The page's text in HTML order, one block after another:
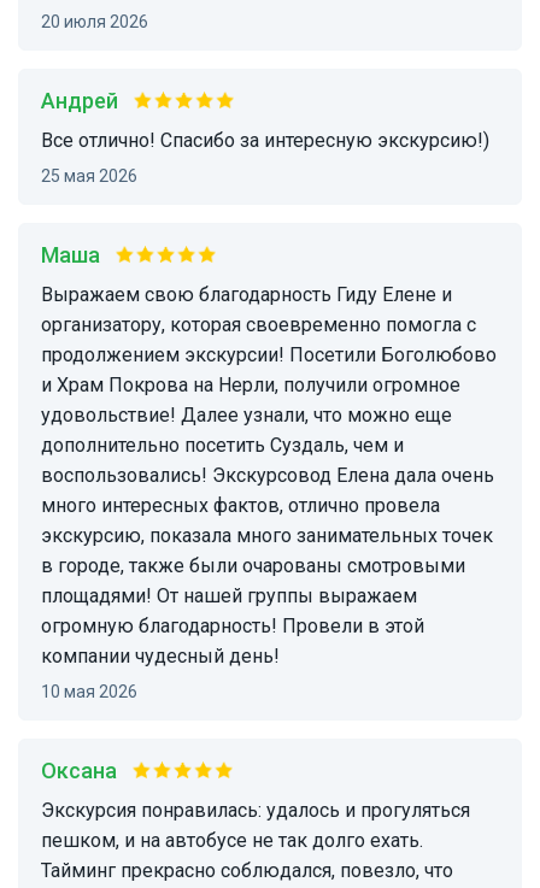
20 июля 2026
Андрей
Все отлично! Спасибо за интересную экскурсию!)
25 мая 2026
Маша
Выражаем свою благодарность Гиду Елене и
организатору, которая своевременно помогла с
продолжением экскурсии! Посетили Боголюбово
и Храм Покрова на Нерли, получили огромное
удовольствие! Далее узнали, что можно еще
дополнительно посетить Суздаль, чем и
воспользовались! Экскурсовод Елена дала очень
много интересных фактов, отлично провела
экскурсию, показала много занимательных точек
в городе, также были очарованы смотровыми
площадями! От нашей группы выражаем
огромную благодарность! Провели в этой
компании чудесный день!
10 мая 2026
Оксана
экскурсия понравилась: удалось и прогуляться
пешком, и на автобусе не так долго ехать.
Тайминг прекрасно соблюдался, повезло, что